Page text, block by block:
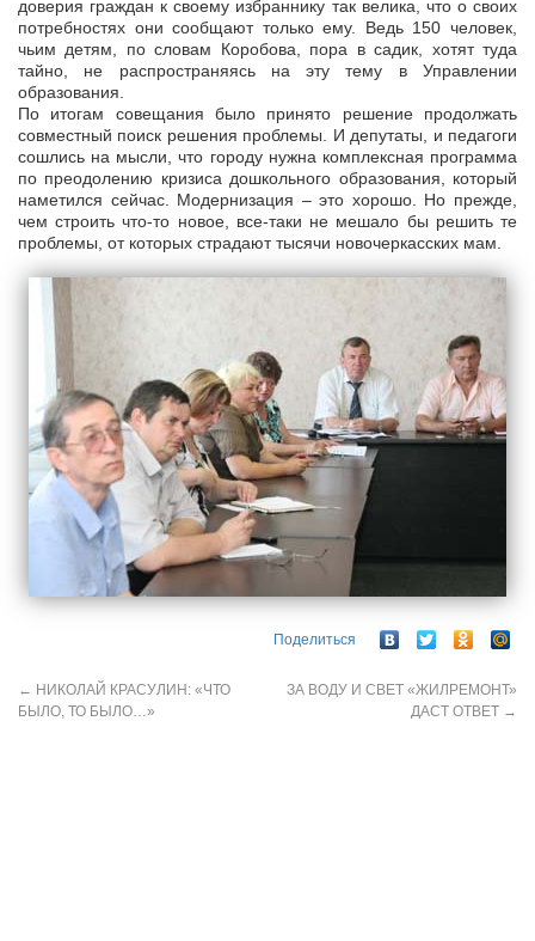
доверия граждан к своему избраннику так велика, что о своих
потребностях они сообщают только ему. Ведь 150 человек,
чьим детям, по словам Коробова, пора в садик, хотят туда
тайно, не распространяясь на эту тему в Управлении
образования.
По итогам совещания было принято решение продолжать
совместный поиск решения проблемы. И депутаты, и педагоги
сошлись на мысли, что городу нужна комплексная программа
по преодолению кризиса дошкольного образования, который
наметился сейчас. Модернизация – это хорошо. Но прежде,
чем строить что-то новое, все-таки не мешало бы решить те
проблемы, от которых страдают тысячи новочеркасских мам.
Поделиться
← НИКОЛАЙ КРАСУЛИН: «ЧТО
БЫЛО, ТО БЫЛО…»
ЗА ВОДУ И СВЕТ «ЖИЛРЕМОНТ»
ДАСТ ОТВЕТ →